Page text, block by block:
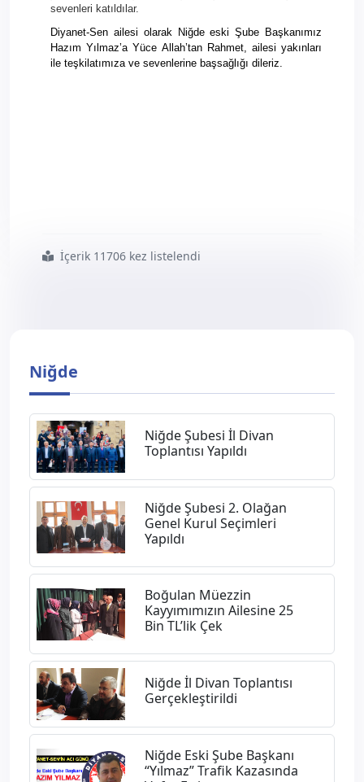
sevenleri katıldılar.
Diyanet-Sen ailesi olarak Niğde eski Şube Başkanımız
Hazım Yılmaz’a Yüce Allah’tan Rahmet, ailesi yakınları
ile teşkilatımıza ve sevenlerine başsağlığı dileriz.
#niğde
#eski
#şube
#başkanı
#8220 yılmaz8221
#trafik
#kazasında
#vefat
#ettiİçerik 11706 kez listelendi
Niğde
Niğde Şubesi İl Divan
Toplantısı Yapıldı
Niğde Şubesi 2. Olağan
Genel Kurul Seçimleri
Yapıldı
Boğulan Müezzin
Kayyımımızın Ailesine 25
Bin TL’lik Çek
Niğde İl Divan Toplantısı
Gerçekleştirildi
Niğde Eski Şube Başkanı
“Yılmaz” Trafik Kazasında